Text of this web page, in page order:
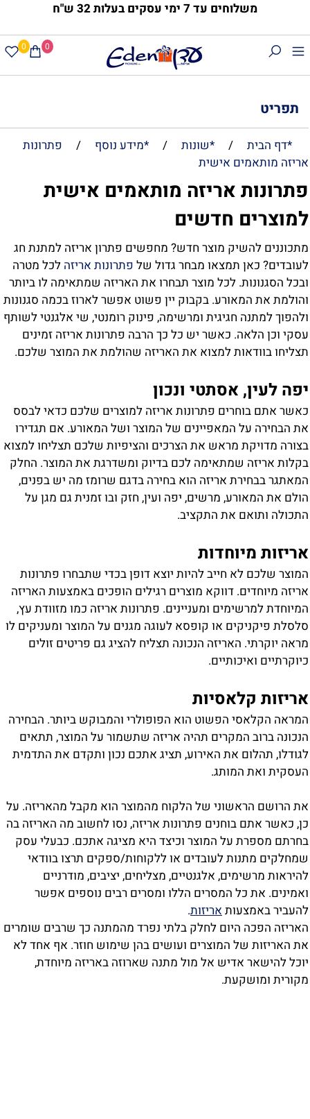
משלוחים עד 7 ימי עסקים בעלות 32 ש"ח
0 0
תפריט
*דף הבית / *שונות / *מידע נוסף /
פתרונות
מותאמים אישית
אריזה מותאמים אישית
חדשים
להשיק מוצר חדש? מחפשים פתרון אריזה למתנת חג
כאן תמצאו מבחר גדול של פתרונות אריזהלכל מטרה
הסגנונות. לכל מוצר תבחרו את האריזה שמתאימה לו ביותר
את המאורע. בקבוק יין פשוט אפשר לארוז בכמה סגנונות
למתנה חגיגית ומרשימה, פינוק רומנטי, שי אלגנטי לשותף
וכן הלאה. כאשר יש כל כך הרבה פתרונות אריזה זמינים
בוודאות למצוא את האריזה שהולמת את המוצר שלכם.
לעין, אסתטי ונכון
אתם בוחרים פתרונות אריזה למוצרים שלכם כדאי לבסס
הבחירה על המאפיינים של המוצר ושל המאורע. אם תגדירו
מדויקת מראש את הצרכים והציפיות שלכם תצליחו למצוא
אריזה שמתאימה לכם בדיוק ומשדרגת את המוצר. החלק
בבחירת אריזה הוא בחירה בדגם שרומז מה יש בפנים,
את המאורע, מרשים, יפה ועין, חזק ובו זמנית גם מגן על
ותואם את התקציב.
מיוחדות
שלכם לא חייב להיות יוצא דופן בכדי שתבחרו פתרונות
מיוחדים. דווקא מוצרים רגילים הופכים באמצעות האריזה
למרשימים ומעניינים. פתרונות אריזה כמו מזוודת עץ,
פיקניקים או קופסא לעוגה מגנים על המוצר ומעניקים לו
יוקרתי. האריזה הנכונה תצליח להציג גם פריטים זולים
ואיכותיים.
קלאסיות
הקלאסי הפשוט הוא הפופולרי והמבוקש ביותר. הבחירה
ברוב המקרים תהיה אריזה שתשמור על המוצר, תתאים
תהלום את האירוע, תציג אתכם נכון ותקדם את התדמית
ואת המותג.
הרושם הראשוני של הלקוח מהמוצר הוא מקבל מהאריזה. על
כאשר אתם בוחנים פתרונות אריזה, נסו לחשוב מה האריזה בה
מספרת על המוצר וכיצד היא מציגה אתכם. כבעלי עסק
מתנות לעובדים או ללקוחות/ספקים תרצו בוודאי
מרשימים, אלגנטיים, מצליחים, יציבים, מודרניים
את כל המסרים הללו ומסרים רבים נוספים אפשר
באמצעותאריזות.
הפכה היום לחלק בלתי נפרד מהמתנה כך שרבים שומרים
האריזות של המוצרים ועושים בהן שימוש חוזר. אף אחד לא
להישאר אדיש אל מול מתנה שארוזה באריזה מיוחדת,
ומושקעת.